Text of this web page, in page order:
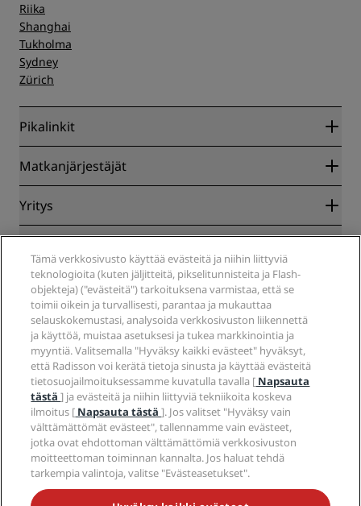
Riika
Shanghai
Tukholma
Sydney
Zürich
Pikalinkit
Radisson Rewards
Blog
Kohteet
Tulevat hotellit
Radisson Hotels -sovellus
Sports Approved -hotellit
Perheystävälliset hotellit
Terveys ja turvallisuus
Matkanjärjestäjät
Yhteistyökumppanit
Yritys
Radisson Hotel Group
Media
Työpaikat RHG
Työpaikat PPHE
Työpaikat EHL
The Club by RHG
Kehitysmahdollisuudet
Vastuullinen liiketoiminta
Hankinta
Tietosuojakeskus
Oikeudellinen huomautus
Radisson Rewards -ehdot
Sivuston käyttösopimus
Digitaalinen saavutettavuus
Nykyajan orjuutta koskeva lausunto
Ohje
Kuluttajailmoitukset
Ota yhteyttä
Usein kysytyt kysymykset
Sivustokartta
Sosiaalinen media
Radisson Hotels -brändit
ÄLÄ JÄÄ PAITSI PARHAISTA TARJOUKSISTAMME
Tämä verkkosivusto käyttää evästeitä ja niihin liittyviä
teknologioita (kuten jäljitteitä, pikselitunnisteita ja Flash-
objekteja) ("evästeitä") tarkoituksena varmistaa, että se
toimii oikein ja turvallisesti, parantaa ja mukauttaa
selauskokemustasi, analysoida verkkosivuston liikennettä
ja käyttöä, muistaa asetuksesi ja tukea markkinointia ja
myyntiä. Valitsemalla "Hyväksy kaikki evästeet" hyväksyt,
että Radisson voi kerätä tietoja sinusta ja käyttää evästeitä
tietosuojailmoituksessamme kuvatulla tavalla [ Napsauta
tästä] ja evästeitä ja niihin liittyviä tekniikoita koskeva
ilmoitus [ Napsauta tästä]. Jos valitset "Hyväksy vain
välttämättömät evästeet", tallennamme vain evästeet,
jotka ovat ehdottoman välttämättömiä verkkosivuston
moitteettoman toiminnan kannalta. Jos haluat tehdä
tarkempia valintoja, valitse "Evästeasetukset".